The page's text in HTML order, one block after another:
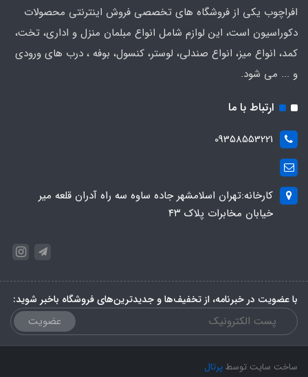
افراچوب یکی از فروشگاه های تخصصی فروش اینترنتی محصولات
دکوراسیون است، این لوازم شامل انواع مبلمان منزل و اداری، تخت،
کمد، انواع میز، انواع صندلی، لوستر، کنسول، بوفه ، درب های ورودی
و ... می شود.
ارتباط با ما
09358553221
کارخانه:تهران اسلامشهر جاده ساوه سه راه آدران قلعه میر
خیابان مخابرات پلاک ۴۳
با عضویت در خبرنامه، از تخفیف‌ها و جدیدترین‌های فروشگاه باخبر شوید:
عضویت
ساخت سایت توسطپرتال